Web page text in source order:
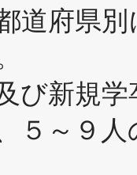
道府県
び新規
５～９